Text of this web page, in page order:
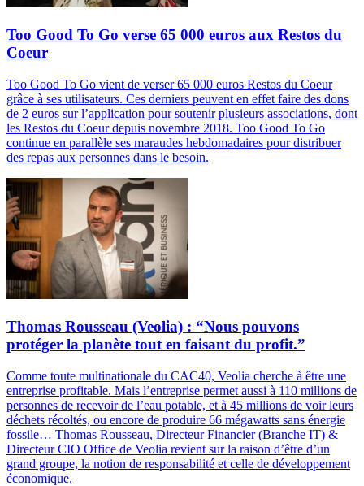
Too Good To Go verse 65 000 euros aux Restos du
Coeur
Too Good To Go vient de verser 65 000 euros Restos du Coeur
grâce à ses utilisateurs. Ces derniers peuvent en effet faire des dons
de 2 euros sur l’application pour soutenir plusieurs associations, dont
les Restos du Coeur depuis novembre 2018. Too Good To Go
continue en parallèle ses maraudes hebdomadaires pour distribuer
des repas aux personnes dans le besoin.
Thomas Rousseau (Veolia) : “Nous pouvons
protéger la planète tout en faisant du profit.”
Comme toute multinationale du CAC40, Veolia cherche à être une
entreprise profitable. Mais l’entreprise permet aussi à 110 millions de
personnes de recevoir de l’eau potable, et à 45 millions de voir leurs
déchets récoltés, ou encore de produire 66 mégawatts sans énergie
fossile… Thomas Rousseau, Directeur Financier (Branche IT) &
Directeur CIO Office de Veolia revient sur la raison d’être d’un
grand groupe, la notion de responsabilité et celle de développement
économique.